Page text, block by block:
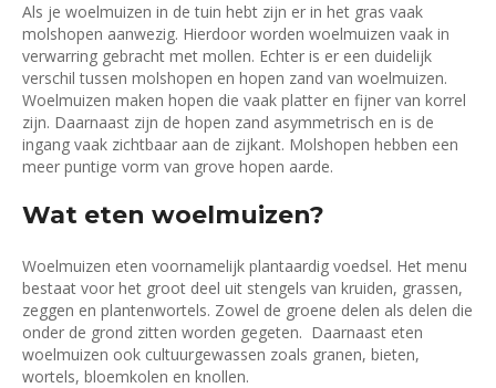
Als je woelmuizen in de tuin hebt zijn er in het gras vaak
molshopen aanwezig. Hierdoor worden woelmuizen vaak in
verwarring gebracht met mollen. Echter is er een duidelijk
verschil tussen molshopen en hopen zand van woelmuizen.
Woelmuizen maken hopen die vaak platter en fijner van korrel
zijn. Daarnaast zijn de hopen zand asymmetrisch en is de
ingang vaak zichtbaar aan de zijkant. Molshopen hebben een
meer puntige vorm van grove hopen aarde.
Wat eten woelmuizen?
Woelmuizen eten voornamelijk plantaardig voedsel. Het menu
bestaat voor het groot deel uit stengels van kruiden, grassen,
zeggen en plantenwortels. Zowel de groene delen als delen die
onder de grond zitten worden gegeten. Daarnaast eten
woelmuizen ook cultuurgewassen zoals granen, bieten,
wortels, bloemkolen en knollen.